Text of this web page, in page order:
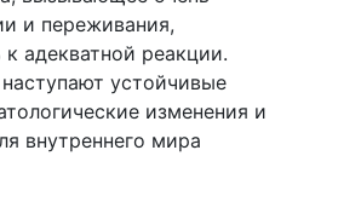
и переживания,
к адекватной реакции.
устойчивые
изменения и
внутреннего мира